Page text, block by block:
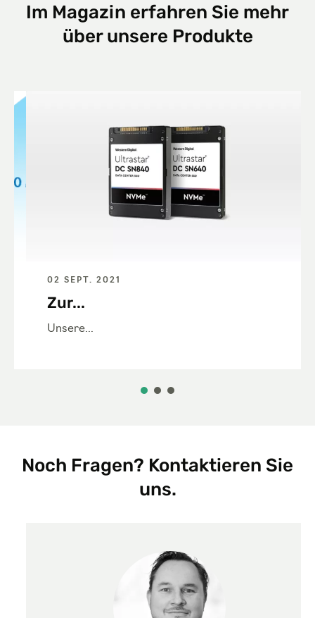
Im Magazin erfahren Sie mehr
über unsere Produkte
02 SEPT. 2021
Zur...
Unsere...
Noch Fragen? Kontaktieren Sie
uns.